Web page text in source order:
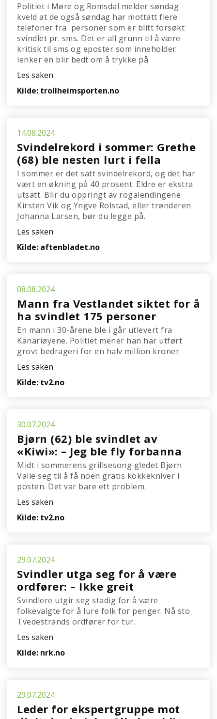
Politiet i Møre og Romsdal melder søndag
kveld at de også søndag har mottatt flere
telefoner fra personer som er blitt forsøkt
svindlet pr. sms. Det er all grunn til å være
kritisk til sms og eposter som inneholder
lenker en blir bedt om å trykke på.
Les saken
Kilde: trollheimsporten.no
14.08.2024
Svindelrekord i sommer: Grethe
(68) ble nesten lurt i fella
I sommer er det satt svindelrekord, og det har
vært en økning på 40 prosent. Eldre er ekstra
utsatt. Blir du oppringt av rogalendingene
Kirsten Vik og Yngve Rolstad, eller trønderen
Johanna Larsen, bør du legge på.
Les saken
Kilde: aftenbladet.no
08.08.2024
Mann fra Vestlandet siktet for å
ha svindlet 175 personer
En mann i 30-årene ble i går utlevert fra
Kanariøyene. Politiet mener han har utført
grovt bedrageri for en halv million kroner.
Les saken
Kilde: tv2.no
30.07.2024
Bjørn (62) ble svindlet av
«Kiwi»: – Jeg ble fly forbanna
Midt i sommerens grillsesong gledet Bjørn
Valle seg til å få noen gratis kokkekniver i
posten. Det var bare ett problem.
Les saken
Kilde: tv2.no
29.07.2024
Svindler utga seg for å være
ordfører: – Ikke greit
Svindlere utgir seg stadig for å være
folkevalgte for å lure folk for penger. Nå sto
Tvedestrands ordfører for tur.
Les saken
Kilde: nrk.no
29.07.2024
Leder for ekspertgruppe mot